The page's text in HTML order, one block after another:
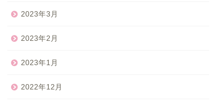
2023年3月
2023年2月
2023年1月
2022年12月